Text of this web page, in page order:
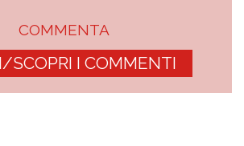
COMMENTA
SCOPRI I COMMENTI